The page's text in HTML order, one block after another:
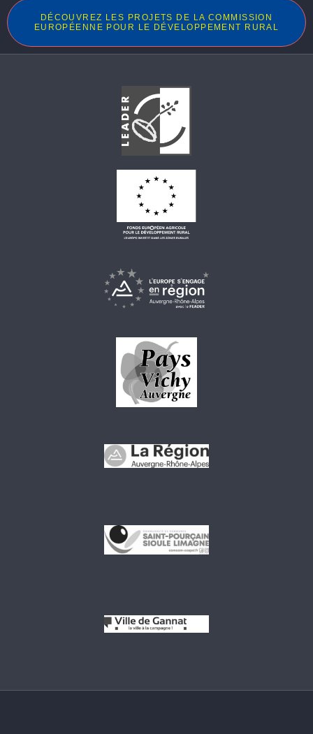
DÉCOUVREZ LES PROJETS DE LA COMMISSION
EUROPÉENNE POUR LE DÉVELOPPEMENT RURAL